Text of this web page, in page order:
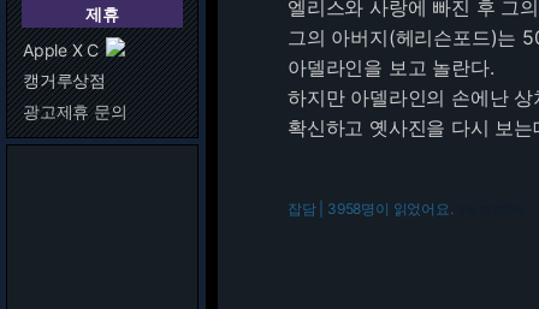
제휴
Apple X C
캥거루상점
광고제휴 문의
엘리스와 사랑에 빠진 후 그
그의 아버지(헤리슨포드)는
아델라인을 보고 놀란다.
하지만 아델라인의 손에난
확신하고 옛사진을 다시 보는
잡담 | 3958명이 읽었어요.